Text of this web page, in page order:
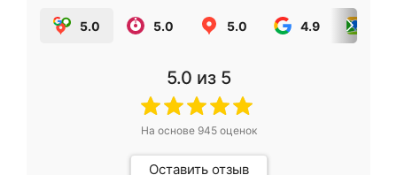
5.0 5.0 5.0 4.9
5.0 из 5
На основе 945оценок
Оставить отзыв